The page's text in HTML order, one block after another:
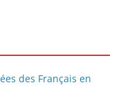
des Français en